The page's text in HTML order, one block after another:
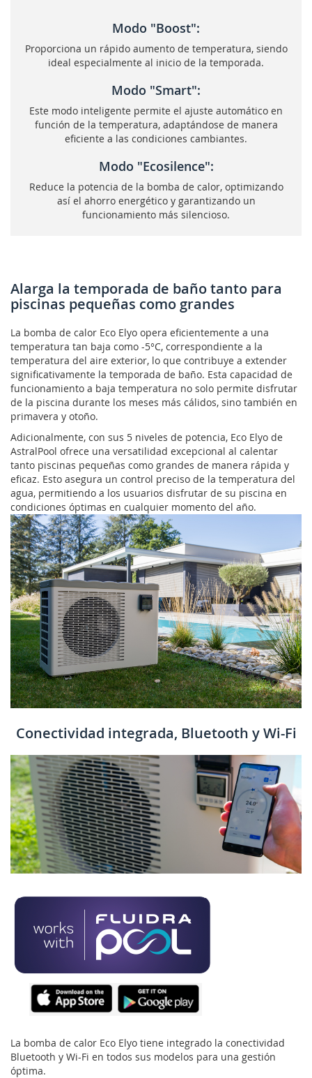
Modo "Boost":
Proporciona un rápido aumento de temperatura, siendo
ideal especialmente al inicio de la temporada.
Modo "Smart":
Este modo inteligente permite el ajuste automático en
función de la temperatura, adaptándose de manera
eficiente a las condiciones cambiantes.
Modo "Ecosilence":
Reduce la potencia de la bomba de calor, optimizando
así el ahorro energético y garantizando un
funcionamiento más silencioso.
Alarga la temporada de baño tanto para
piscinas pequeñas como grandes
La bomba de calor Eco Elyo opera eficientemente a una
temperatura tan baja como -5°C, correspondiente a la
temperatura del aire exterior, lo que contribuye a extender
significativamente la temporada de baño. Esta capacidad de
funcionamiento a baja temperatura no solo permite disfrutar
de la piscina durante los meses más cálidos, sino también en
primavera y otoño.
Adicionalmente, con sus 5 niveles de potencia, Eco Elyo de
AstralPool ofrece una versatilidad excepcional al calentar
tanto piscinas pequeñas como grandes de manera rápida y
eficaz. Esto asegura un control preciso de la temperatura del
agua, permitiendo a los usuarios disfrutar de su piscina en
condiciones óptimas en cualquier momento del año.
Conectividad integrada, Bluetooth y Wi-Fi
La bomba de calor Eco Elyo tiene integrado la conectividad
Bluetooth y Wi-Fi en todos sus modelos para una gestión
óptima.